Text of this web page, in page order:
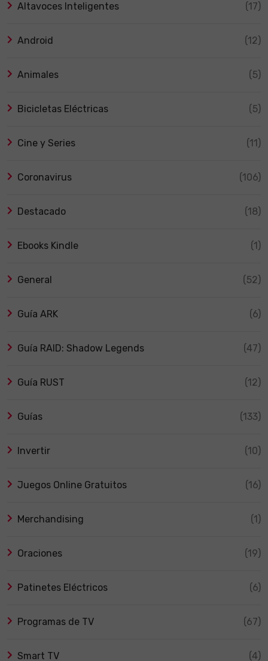
Altavoces Inteligentes (17)
Android (12)
Animales (5)
Bicicletas Eléctricas (5)
Cine y Series (11)
Coronavirus (106)
Destacado (18)
Ebooks Kindle (1)
General (52)
Guía ARK (6)
Guía RAID: Shadow Legends (47)
Guía RUST (12)
Guías (133)
Invertir (10)
Juegos Online Gratuitos (16)
Merchandising (1)
Oraciones (19)
Patinetes Eléctricos (6)
Programas de TV (67)
Smart TV (4)